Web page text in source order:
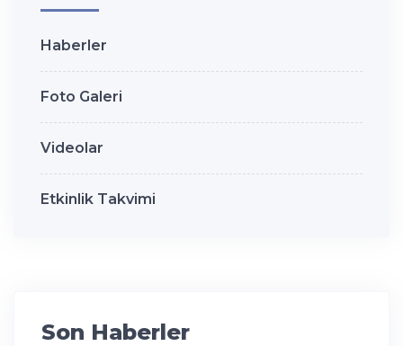
Haberler
Foto Galeri
Videolar
Etkinlik Takvimi
Son Haberler